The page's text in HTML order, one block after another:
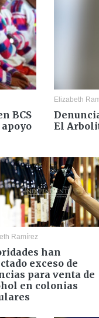
BCS
Elizabeth
El
Ramírez
han
exceso de
para venta de
en colonias